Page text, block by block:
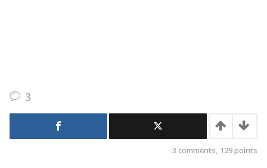
3
3 comments, 129points